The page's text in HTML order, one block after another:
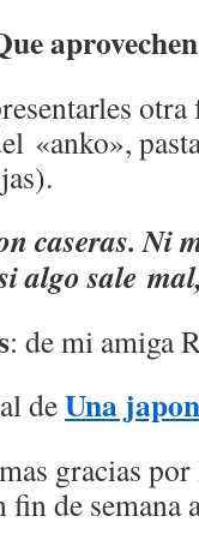
«anko»,
caseras. Ni
algo sale
: de mi amiga
deUna
gracias por
fin de semana